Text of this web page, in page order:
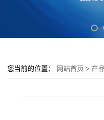
您当前的位置： 网站首页 > 产